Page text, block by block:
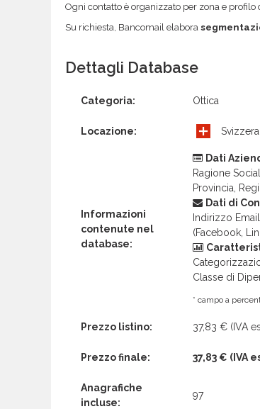
Ogni contatto è organizzato per zona e
Su richiesta, Bancomail elabora
Dettagli Database
Categoria: Ottica
Locazione:
Informazioni
contenute nel
database:
Dati
Ragione
Provincia,
Dati di
Indirizzo
(Facebook,
Classe di
* campo a
Prezzo listino: 37,83 € (IVA
Prezzo finale: 37,83 € (IVA
Anagrafiche
incluse:
97